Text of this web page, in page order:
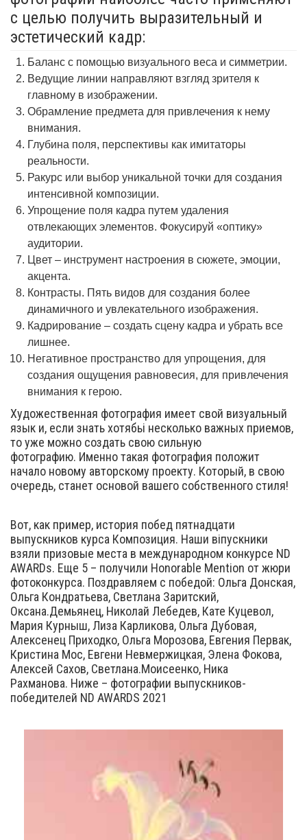
с целью получить выразительный и
эстетический кадр:
Баланс с помощью визуального веса и симметрии.
Ведущие линии направляют взгляд зрителя к
главному в изображении.
Обрамление предмета для привлечения к нему
внимания.
Глубина поля, перспективы как имитаторы
реальности.
Ракурс или выбор уникальной точки для создания
интенсивной композиции.
Упрощение поля кадра путем удаления
отвлекающих элементов. Фокусируй «оптику»
аудитории.
Цвет – инструмент настроения в сюжете, эмоции,
акцента.
Контрасты. Пять видов для создания более
динамичного и увлекательного изображения.
Кадрирование – создать сцену кадра и убрать все
лишнее.
Негативное пространство для упрощения, для
создания ощущения равновесия, для привлечения
внимания к герою.
Художественная фотография имеет свой визуальный
язык и, если знать хотябьі несколько важных приемов,
то уже можно создать свою сильную
фотографию. Именно такая фотография положит
начало новому авторскому проекту. Который, в свою
очередь, станет основой вашего собственного стиля!
Вот, как пример, история побед пятнадцати
выпускников курса Композиция. Наши віпускники
взяли призовые места в международном конкурсе ND
AWARDs. Еще 5 – получили Honorable Mention от жюри
фотоконкурса. Поздравляем с победой: Ольга Донская,
Ольга Кондратьева, Светлана Заритский,
Оксана.Демьянец, Николай Лебедев, Кате Куцевол,
Мария Курныш, Лиза Карликова, Ольга Дубовая,
Алексенец Приходко, Ольга Морозова, Евгения Первак,
Кристина Мос, Евгени Невмержицкая, Элена Фокова,
Алексей Сахов, Светлана.Моисеенко, Ника
Рахманова. Ниже – фотографии выпускников-
победителей ND AWARDS 2021